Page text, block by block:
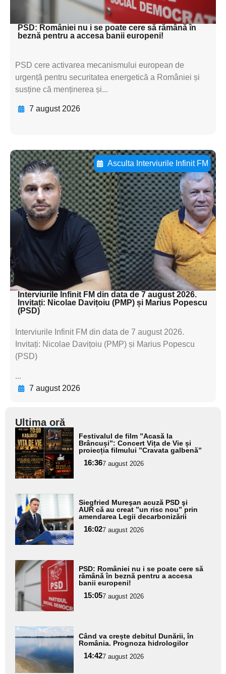
textul pentru subti
PSD: României nu i se poate cere să rămână în
beznă pentru a accesa banii europeni!
PSD cere activarea mecanismului european de
urgență pentru securitatea energetică a României și
susține că menținerea și...
7 august 2026
Asculta Interviurile Infinit FM
Adaugă aici textul pentru
subtitluAdaugă aici
textul pentru
subtitluAdaugă aici
textul pentru
subtitluAdaugă aici
textul pentru subti
Interviurile Infinit FM din data de 7 august 2026.
Invitați: Nicolae Davițoiu (PMP) și Marius Popescu
(PSD)
Interviurile Infinit FM din data de 7 august 2026.
Invitați: Nicolae Davițoiu (PMP) și Marius Popescu
(PSD)
...
7 august 2026
Ultima oră
Adaugă
aici textul
pentru
subtitlu
Festivalul de film ”Acasă la
Brâncuși”: Concert Vița de Vie și
proiecția filmului ”Cravata galbenă”
16:367 august 2026
Adaugă
aici textul
pentru
subtitlu
Siegfried Mureşan acuză PSD şi
AUR că au creat ”un risc nou” prin
amendarea Legii decarbonizării
16:027 august 2026
Adaugă
aici textul
pentru
subtitlu
PSD: României nu i se poate cere să
rămână în beznă pentru a accesa
banii europeni!
15:057 august 2026
Adaugă
aici textul
pentru
subtitlu
Când va crește debitul Dunării, în
România. Prognoza hidrologilor
14:427 august 2026